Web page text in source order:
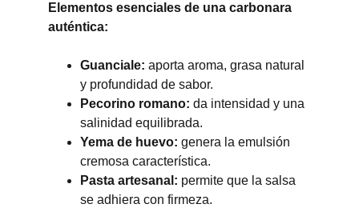
Elementos esenciales de una carbonara
auténtica:
Guanciale: aporta aroma, grasa natural
y profundidad de sabor.
Pecorino romano: da intensidad y una
salinidad equilibrada.
Yema de huevo: genera la emulsión
cremosa característica.
Pasta artesanal: permite que la salsa
se adhiera con firmeza.